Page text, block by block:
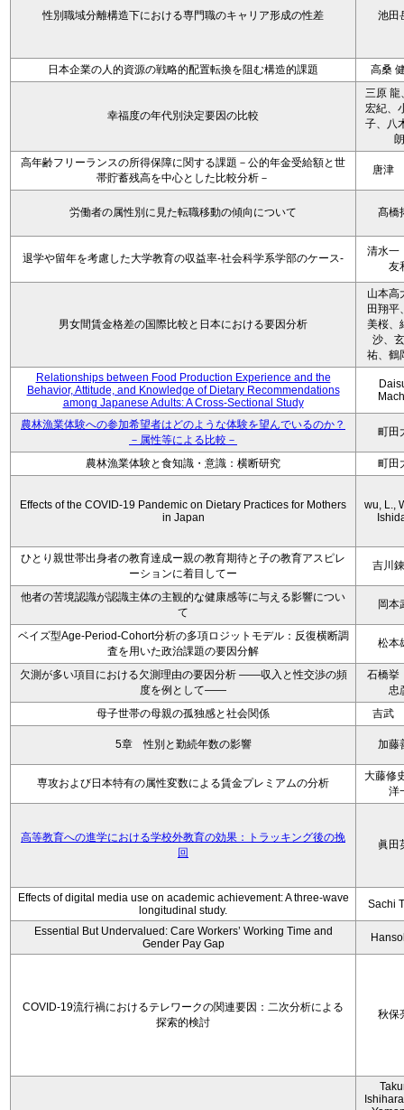
性別職域分離構造下における専門職のキャリア形成の性差 池田
日本企業の人的資源の戦略的配置転換を阻む構造的課題 高桑
幸福度の年代別決定要因の比較
三原 龍
宏紀、
子、八
朗
高年齢フリーランスの所得保障に関する課題－公的年金受給額と世
帯貯蓄残高を中心とした比較分析－
唐津
労働者の属性別に見た転職移動の傾向について 髙橋
退学や留年を考慮した大学教育の収益率-社会科学系学部のケース-
清水一
友
男女間賃金格差の国際比較と日本における要因分析
山本高
田翔平
美桜、
沙、
祐、鶴
Relationships between Food Production Experience and the
Behavior, Attitude, and Knowledge of Dietary Recommendations
among Japanese Adults: A Cross-Sectional Study
農林漁業体験への参加希望者はどのような体験を望んでいるのか？
－属性等による比較－
町田
農林漁業体験と食知識・意識：横断研究 町田
Effects of the COVID-19 Pandemic on Dietary Practices for Mothers
in Japan
wu, L.,
ひとり親世帯出身者の教育達成ー親の教育期待と子の教育アスピレ
ーションに着目してー
吉川
他者の苦境認識が認識主体の主観的な健康感等に与える影響につい
て
岡本
ベイズ型Age-Period-Cohort分析の多項ロジットモデル：反復横断調
査を用いた政治課題の要因分解
松本
欠測が多い項目における欠測理由の要因分析 ——収入と性交渉の頻
度を例として——
石橋挙
忠
母子世帯の母親の孤独感と社会関係
吉武
5章 性別と勤続年数の影響 加藤
専攻および日本特有の属性変数による賃金プレミアムの分析
大藤修
洋
高等教育への進学における学校外教育の効果：トラッキング後の挽
回
眞田
Effects of digital media use on academic achievement: A three-wave
longitudinal study.
Sachi
Essential But Undervalued: Care Workers’ Working Time and
Gender Pay Gap
COVID-19流行禍におけるテレワークの関連要因：二次分析による
探索的検討
秋保